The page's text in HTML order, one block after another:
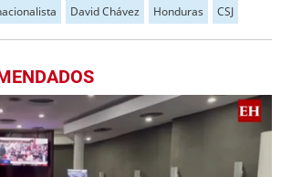
David Chávez Honduras CSJ